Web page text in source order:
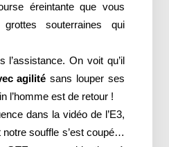
éreintante que vous
souterraines qui
l’assistance. On voit qu’il
agilité sans louper ses
l’homme est de retour !
dans la vidéo de l’E3,
notre souffle s’est coupé…